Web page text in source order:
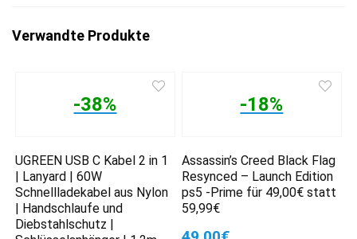
Verwandte Produkte
-38%
UGREEN USB C Kabel 2 in 1
| Lanyard | 60W
Schnellladekabel aus Nylon
| Handschlaufe und
Diebstahlschutz |
-18%
Assassin’s Creed Black Flag
Resynced – Launch Edition
ps5 -Prime für 49,00€ statt
59,99€